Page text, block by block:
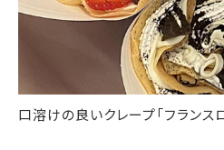
口溶けの良いクレープ「フランス